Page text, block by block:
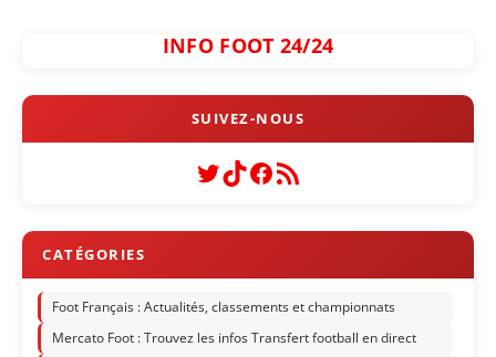
INFO FOOT 24/24
Twitter
TikTok
Facebook
Flux RSS
Foot Français : Actualités, classements et championnats
Mercato Foot : Trouvez les infos Transfert football en direct